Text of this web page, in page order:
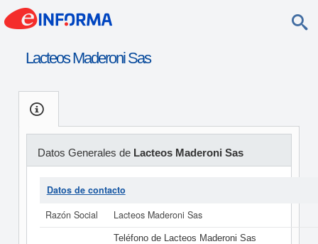
Lacteos Maderoni Sas
Datos Generales de Lacteos Maderoni Sas
Datos de contacto
Razón Social
Lacteos Maderoni Sas
Teléfono de Lacteos Maderoni Sas